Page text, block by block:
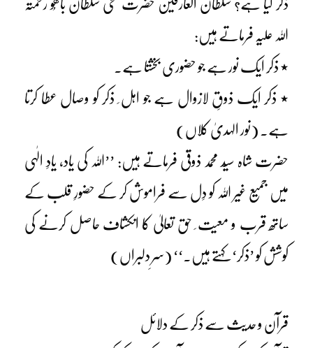
ذکر کیا ہے؟ سلطان العارفین حضرت سخی سلطان باھُو رحمتہ
اللہ علیہ فرماتے ہیں:
٭ ذکر ایک نور ہے جو حضوری بخشتا ہے۔
٭ ذکر ایک ذوقِ لازوال ہے جو اہل ِ ذکر کو وصال عطا کرتا
ہے۔ (نور الہدیٰ کلاں)
حضرت شاہ سیّد محمد ذوقیؒ فرماتے ہیں: ’’اللہ کی یاد، یادِ الٰہی
میں جمیع غیر اللہ کو دِل سے فراموش کر کے حضورِ قلب کے
ساتھ قرب و معیت ِ حق تعالیٰ کا انکشاف حاصل کرنے کی
کوشش کو ’ذکر‘ کہتے ہیں۔‘‘ (سرِ دلبراں)
قرآن و حدیث سے ذکر کے دلائل